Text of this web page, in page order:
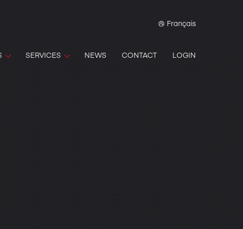
Français
SERVICES NEWS CONTACT LOGIN